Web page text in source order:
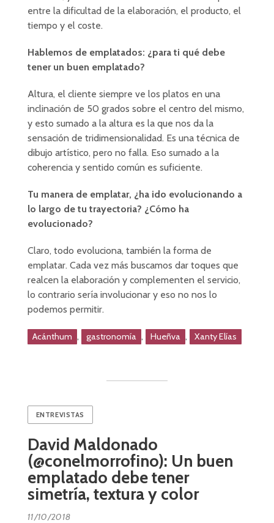
entre la dificultad de la elaboración, el producto, el
tiempo y el coste.
Hablemos de emplatados: ¿para ti qué debe
tener un buen emplatado?
Altura, el cliente siempre ve los platos en una
inclinación de 50 grados sobre el centro del mismo,
y esto sumado a la altura es la que nos da la
sensación de tridimensionalidad. Es una técnica de
dibujo artístico, pero no falla. Eso sumado a la
coherencia y sentido común es suficiente.
Tu manera de emplatar, ¿ha ido evolucionando a
lo largo de tu trayectoria? ¿Cómo ha
evolucionado?
Claro, todo evoluciona, también la forma de
emplatar. Cada vez más buscamos dar toques que
realcen la elaboración y complementen el servicio,
lo contrario sería involucionar y eso no nos lo
podemos permitir.
Acánthum , gastronomía , Hueñva , Xanty Elías
ENTREVISTAS
David Maldonado
(@conelmorrofino): Un buen
emplatado debe tener
simetría, textura y color
11/10/2018